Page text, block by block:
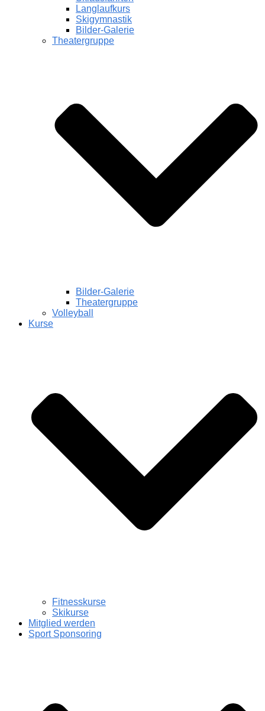
Langlaufkurs
Skigymnastik
Bilder-Galerie
Theatergruppe
Bilder-Galerie
Theatergruppe
Volleyball
Kurse
Fitnesskurse
Skikurse
Mitglied werden
Sport Sponsoring